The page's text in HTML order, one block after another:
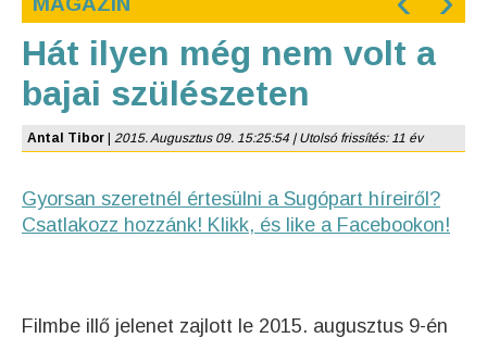
Hát ilyen még nem volt a
bajai szülészeten
Antal Tibor 2015. Augusztus 09. 15:25:54 | Utolsó frissítés: 11 év
Gyorsan szeretnél értesülni a Sugópart híreiről?
Csatlakozz hozzánk! Klikk, és like a Facebookon!
Filmbe illő jelenet zajlott le 2015. augusztus 9-én